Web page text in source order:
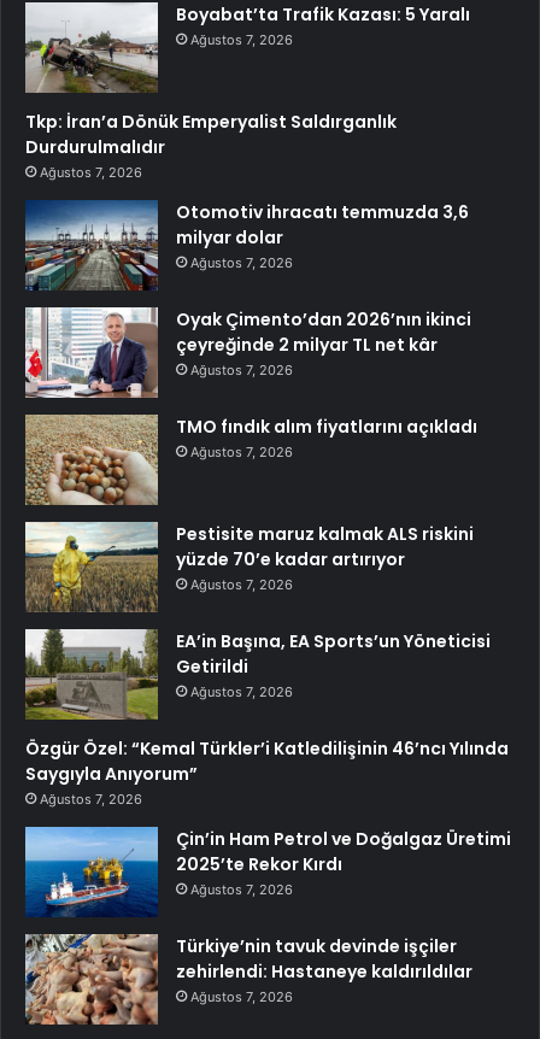
Boyabat’ta Trafik Kazası: 5 Yaralı
Ağustos 7, 2026
Tkp: İran’a Dönük Emperyalist Saldırganlık
Durdurulmalıdır
Ağustos 7, 2026
Otomotiv ihracatı temmuzda 3,6
milyar dolar
Ağustos 7, 2026
Oyak Çimento’dan 2026’nın ikinci
çeyreğinde 2 milyar TL net kâr
Ağustos 7, 2026
TMO fındık alım fiyatlarını açıkladı
Ağustos 7, 2026
Pestisite maruz kalmak ALS riskini
yüzde 70’e kadar artırıyor
Ağustos 7, 2026
EA’in Başına, EA Sports’un Yöneticisi
Getirildi
Ağustos 7, 2026
Özgür Özel: “Kemal Türkler’i Katledilişinin 46’ncı Yılında
Saygıyla Anıyorum”
Ağustos 7, 2026
Çin’in Ham Petrol ve Doğalgaz Üretimi
2025’te Rekor Kırdı
Ağustos 7, 2026
Türkiye’nin tavuk devinde işçiler
zehirlendi: Hastaneye kaldırıldılar
Ağustos 7, 2026